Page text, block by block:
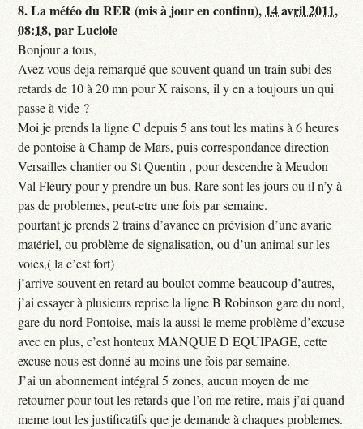
8.La météo du RER (mis à jour en continu), 14 avril 2011,
08:18,parLuciole
Bonjour a tous,
Avez vous deja remarqué que souvent quand un train subi des
retards de 10 à 20 mn pour X raisons, il y en a toujours un qui
passe à vide ?
Moi je prends la ligne C depuis 5 ans tout les matins à 6 heures
de pontoise à Champ de Mars, puis correspondance direction
Versailles chantier ou St Quentin , pour descendre à Meudon
Val Fleury pour y prendre un bus. Rare sont les jours ou il n’y à
pas de problemes, peut-etre une fois par semaine.
pourtant je prends 2 trains d’avance en prévision d’une avarie
matériel, ou problème de signalisation, ou d’un animal sur les
voies,( la c’est fort)
j’arrive souvent en retard au boulot comme beaucoup d’autres,
j’ai essayer à plusieurs reprise la ligne B Robinson gare du nord,
gare du nord Pontoise, mais la aussi le meme problème d’excuse
avec en plus, c’est honteux MANQUE D EQUIPAGE, cette
excuse nous est donné au moins une fois par semaine.
J’ai un abonnement intégral 5 zones, aucun moyen de me
retourner pour tout les retards que l’on me retire, mais j’ai quand
meme tout les justificatifs que je demande à chaques problemes.